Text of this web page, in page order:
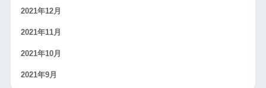
2021年12月
2021年11月
2021年10月
2021年9月